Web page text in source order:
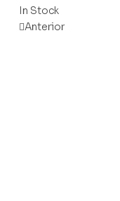
In Stock
Anterior